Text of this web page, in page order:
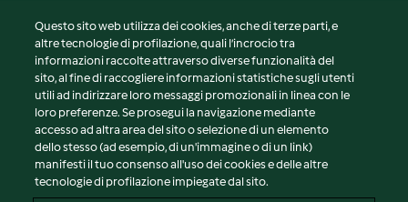
© Copyright 2026
Termini del servizio
Informativa sulla privacy
Avvertenze generali
Note legali
Questo sito web utilizza dei cookies, anche di terze parti, e
altre tecnologie di profilazione, quali l’incrocio tra
informazioni raccolte attraverso diverse funzionalità del
sito, al fine di raccogliere informazioni statistiche sugli utenti
utili ad indirizzare loro messaggi promozionali in linea con le
loro preferenze. Se prosegui la navigazione mediante
accesso ad altra area del sito o selezione di un elemento
dello stesso (ad esempio, di un'immagine o di un link)
manifesti il tuo consenso all'uso dei cookies e delle altre
tecnologie di profilazione impiegate dal sito.